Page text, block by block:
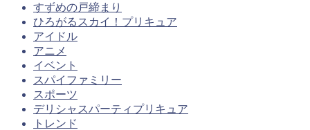
すずめの戸締まり
ひろがるスカイ！プリキュア
アイドル
アニメ
イベント
スパイファミリー
スポーツ
デリシャスパーティプリキュア
トレンド